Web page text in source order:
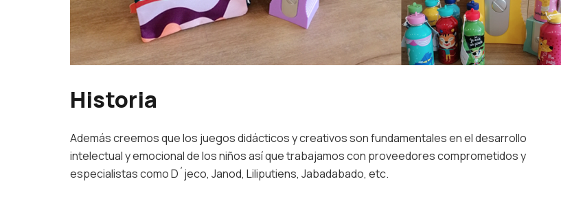
Historia
Además creemos que los juegos didácticos y creativos son fundamentales en el desarrollo
intelectual y emocional de los niños así que trabajamos con proveedores comprometidos y
especialistas como D´jeco, Janod, Liliputiens, Jabadabado, etc.